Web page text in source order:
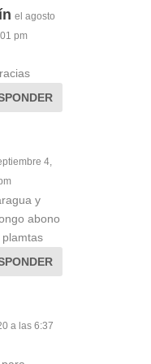
el agosto
pm
4,
y
abono
a las 6:37